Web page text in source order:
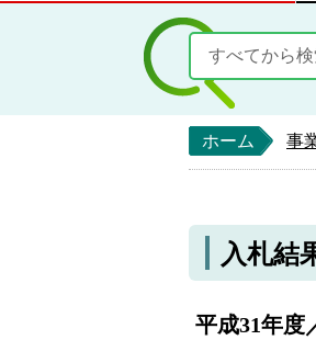
ホーム 事
入札結
平成31年度